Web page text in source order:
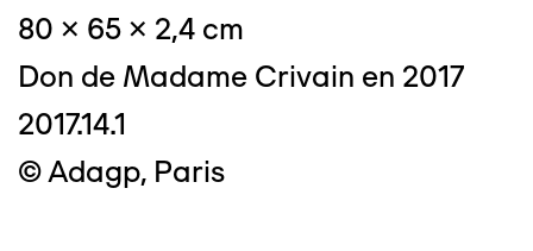
80 x 65 x 2,4 cm
Don de Madame Crivain en 2017
2017.14.1
© Adagp, Paris